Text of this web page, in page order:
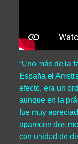
“Uno más de la
España el
efecto, era un
aunque en la
fue muy
aparecen dos
con unidad de